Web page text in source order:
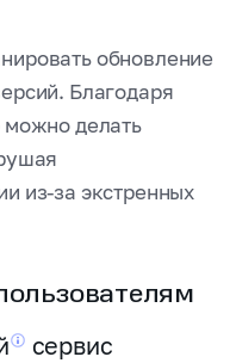
обновление
Благодаря
можно делать
из‑за экстренных
сервис